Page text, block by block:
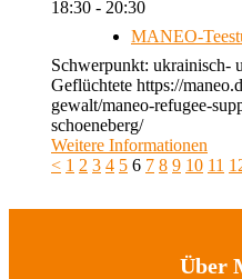
18:30 - 20:30
MANEO-
Schwerpunkt: ukrainisch-
Geflüchtete https://
gewalt/maneo-refugee-
schoeneberg/
Weitere Informationen
< 1 2 3 4 5 6 7 8 9 10 11
Über